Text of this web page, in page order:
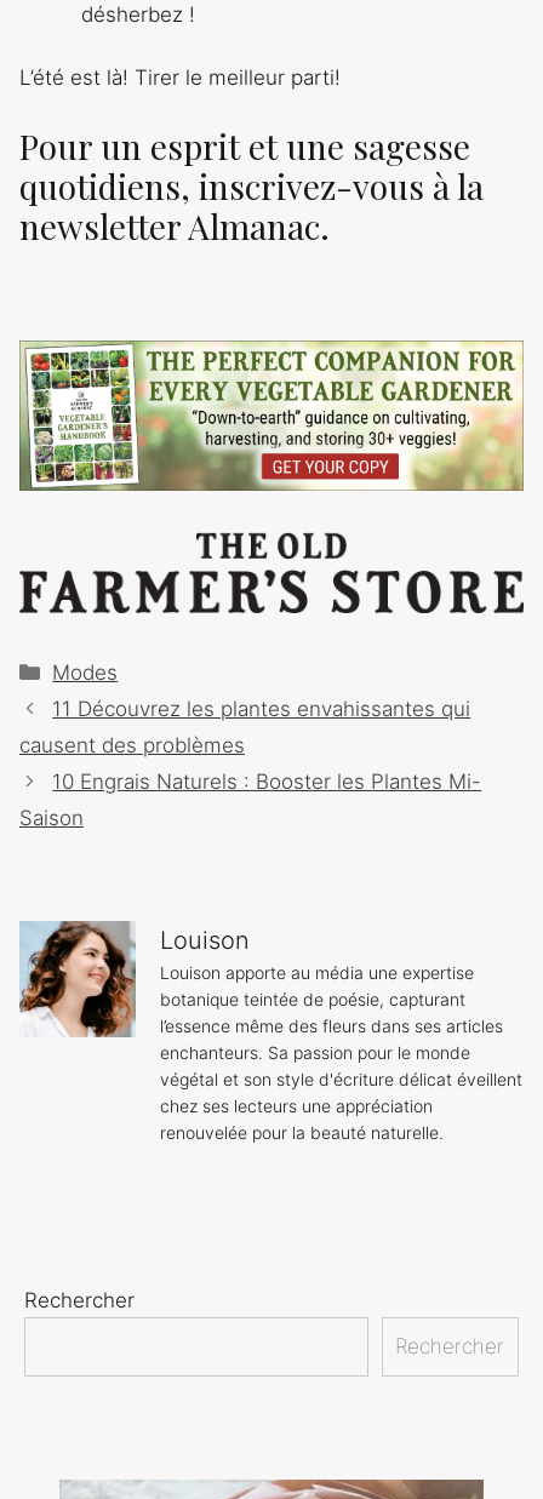
désherbez !
L’été est là! Tirer le meilleur parti!
Pour un esprit et une sagesse
quotidiens, inscrivez-vous à la
newsletter Almanac.
Catégories
Modes
Navigation
11 Découvrez les plantes envahissantes qui
causent des problèmes
10 Engrais Naturels : Booster les Plantes Mi-
Saison
Louison
Louison apporte au média une expertise
botanique teintée de poésie, capturant
l’essence même des fleurs dans ses articles
enchanteurs. Sa passion pour le monde
végétal et son style d'écriture délicat éveillent
chez ses lecteurs une appréciation
renouvelée pour la beauté naturelle.
Rechercher
Rechercher